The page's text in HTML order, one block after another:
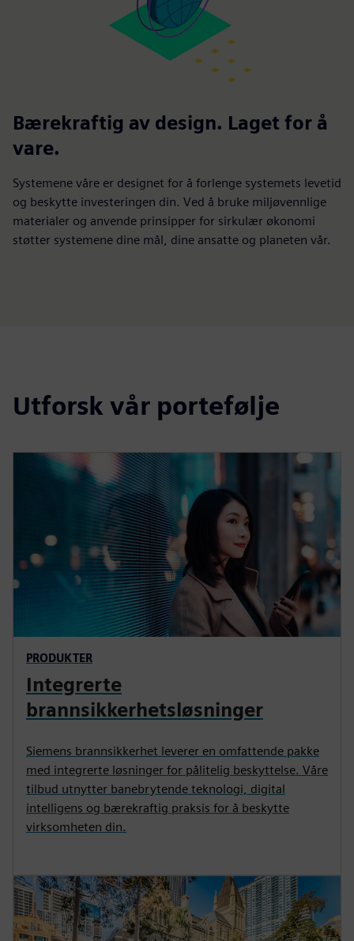
Bærekraftig av design. Laget for å
vare.
Systemene våre er designet for å forlenge systemets levetid
og beskytte investeringen din. Ved å bruke miljøvennlige
materialer og anvende prinsipper for sirkulær økonomi
støtter systemene dine mål, dine ansatte og planeten vår.
Utforsk vår portefølje
PRODUKTER
Integrerte
brannsikkerhetsløsninger
Siemens brannsikkerhet leverer en omfattende pakke
med integrerte løsninger for pålitelig beskyttelse. Våre
tilbud utnytter banebrytende teknologi, digital
intelligens og bærekraftig praksis for å beskytte
virksomheten din.